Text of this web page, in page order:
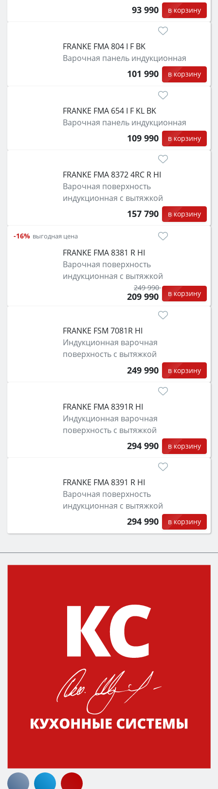
93 990 в корзину
FRANKE FMA 804 I F BK
Варочная панель индукционная
101 990 в корзину
FRANKE FMA 654 I F KL BK
Варочная панель индукционная
109 990 в корзину
FRANKE FMA 8372 4RC R HI
Варочная поверхность
индукционная с вытяжкой
157 790 в корзину
-16% выгодная цена
FRANKE FMA 8381 R HI
Варочная поверхность
индукционная с вытяжкой
249 990
209 990 в корзину
FRANKE FSM 7081R HI
Индукционная варочная
поверхность с вытяжкой
249 990 в корзину
FRANKE FMA 8391R HI
Индукционная варочная
поверхность с вытяжкой
294 990 в корзину
FRANKE FMA 8391 R HI
Варочная поверхность
индукционная с вытяжкой
294 990 в корзину